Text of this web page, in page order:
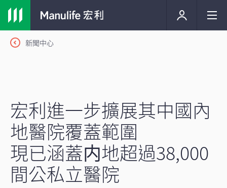
新聞中心
宏利進一步擴展其中國內
地醫院覆蓋範圍
現已涵蓋内地超過38,000
間公私立醫院